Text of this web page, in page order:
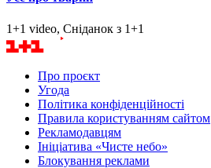
1+1 video, Сніданок з 1+1
Про проєкт
Угода
Політика конфіденційності
Правила користуванням сайтом
Рекламодавцям
Ініціатива «Чисте небо»
Блокування реклами